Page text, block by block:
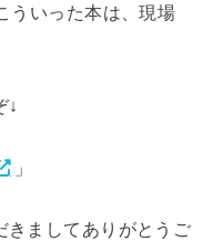
ういった本は、現場
↓
」
きましてありがとうご